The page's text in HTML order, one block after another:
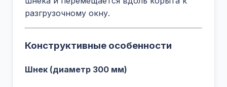
разгрузочному окну.
Конструктивные особенности
Шнек (диаметр 300 мм)